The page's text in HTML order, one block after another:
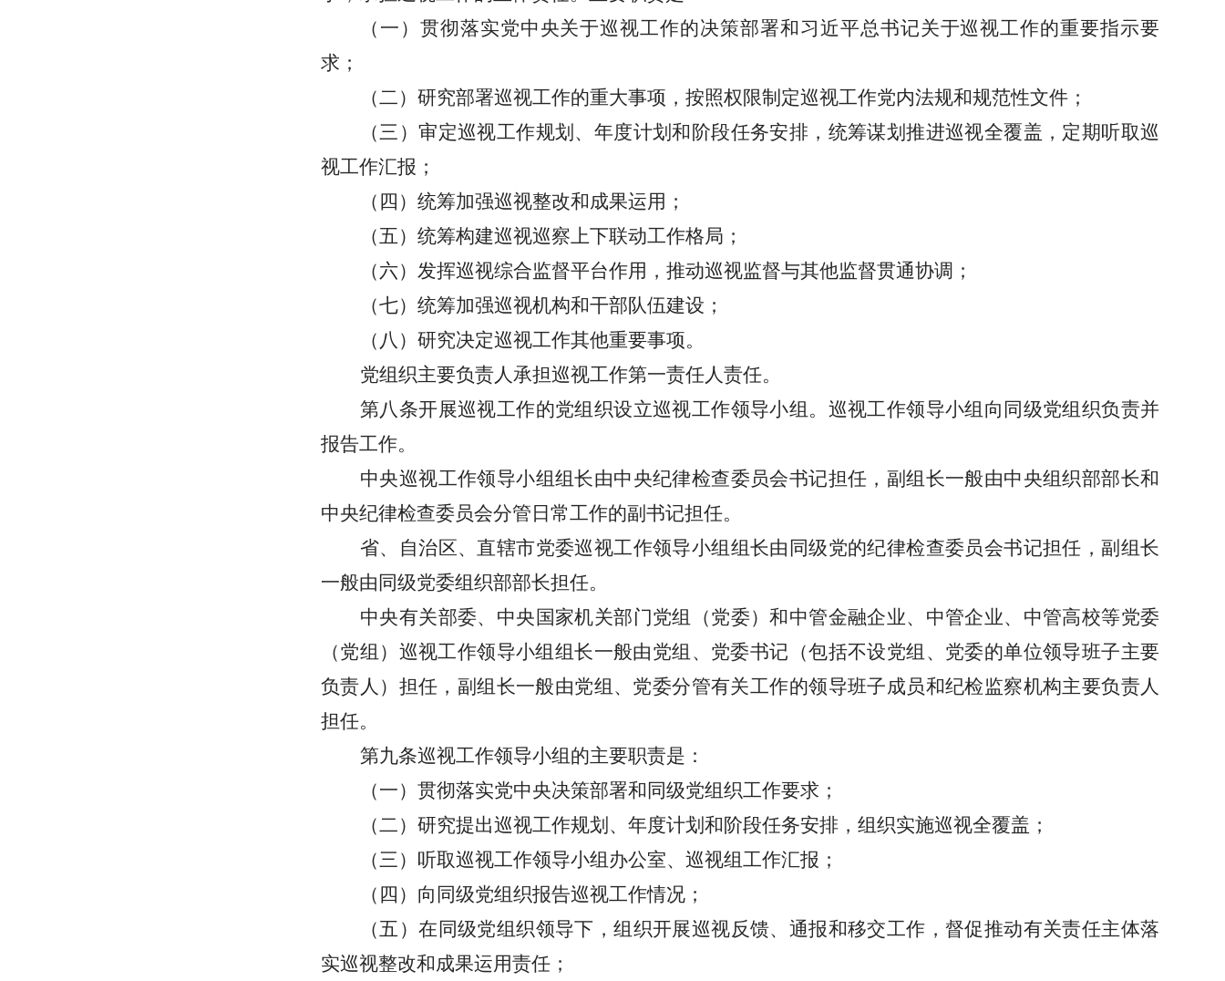
（一）贯彻落实党中央关于巡视工作的决策部署和习近平总书记关于巡视工作的重要指示要
求；
（二）研究部署巡视工作的重大事项，按照权限制定巡视工作党内法规和规范性文件；
（三）审定巡视工作规划、年度计划和阶段任务安排，统筹谋划推进巡视全覆盖，定期听取巡
视工作汇报；
（四）统筹加强巡视整改和成果运用；
（五）统筹构建巡视巡察上下联动工作格局；
（六）发挥巡视综合监督平台作用，推动巡视监督与其他监督贯通协调；
（七）统筹加强巡视机构和干部队伍建设；
（八）研究决定巡视工作其他重要事项。
党组织主要负责人承担巡视工作第一责任人责任。
第八条开展巡视工作的党组织设立巡视工作领导小组。巡视工作领导小组向同级党组织负责并
报告工作。
中央巡视工作领导小组组长由中央纪律检查委员会书记担任，副组长一般由中央组织部部长和
中央纪律检查委员会分管日常工作的副书记担任。
省、自治区、直辖市党委巡视工作领导小组组长由同级党的纪律检查委员会书记担任，副组长
一般由同级党委组织部部长担任。
中央有关部委、中央国家机关部门党组（党委）和中管金融企业、中管企业、中管高校等党委
（党组）巡视工作领导小组组长一般由党组、党委书记（包括不设党组、党委的单位领导班子主要
负责人）担任，副组长一般由党组、党委分管有关工作的领导班子成员和纪检监察机构主要负责人
担任。
第九条巡视工作领导小组的主要职责是：
（一）贯彻落实党中央决策部署和同级党组织工作要求；
（二）研究提出巡视工作规划、年度计划和阶段任务安排，组织实施巡视全覆盖；
（三）听取巡视工作领导小组办公室、巡视组工作汇报；
（四）向同级党组织报告巡视工作情况；
（五）在同级党组织领导下，组织开展巡视反馈、通报和移交工作，督促推动有关责任主体落
实巡视整改和成果运用责任；